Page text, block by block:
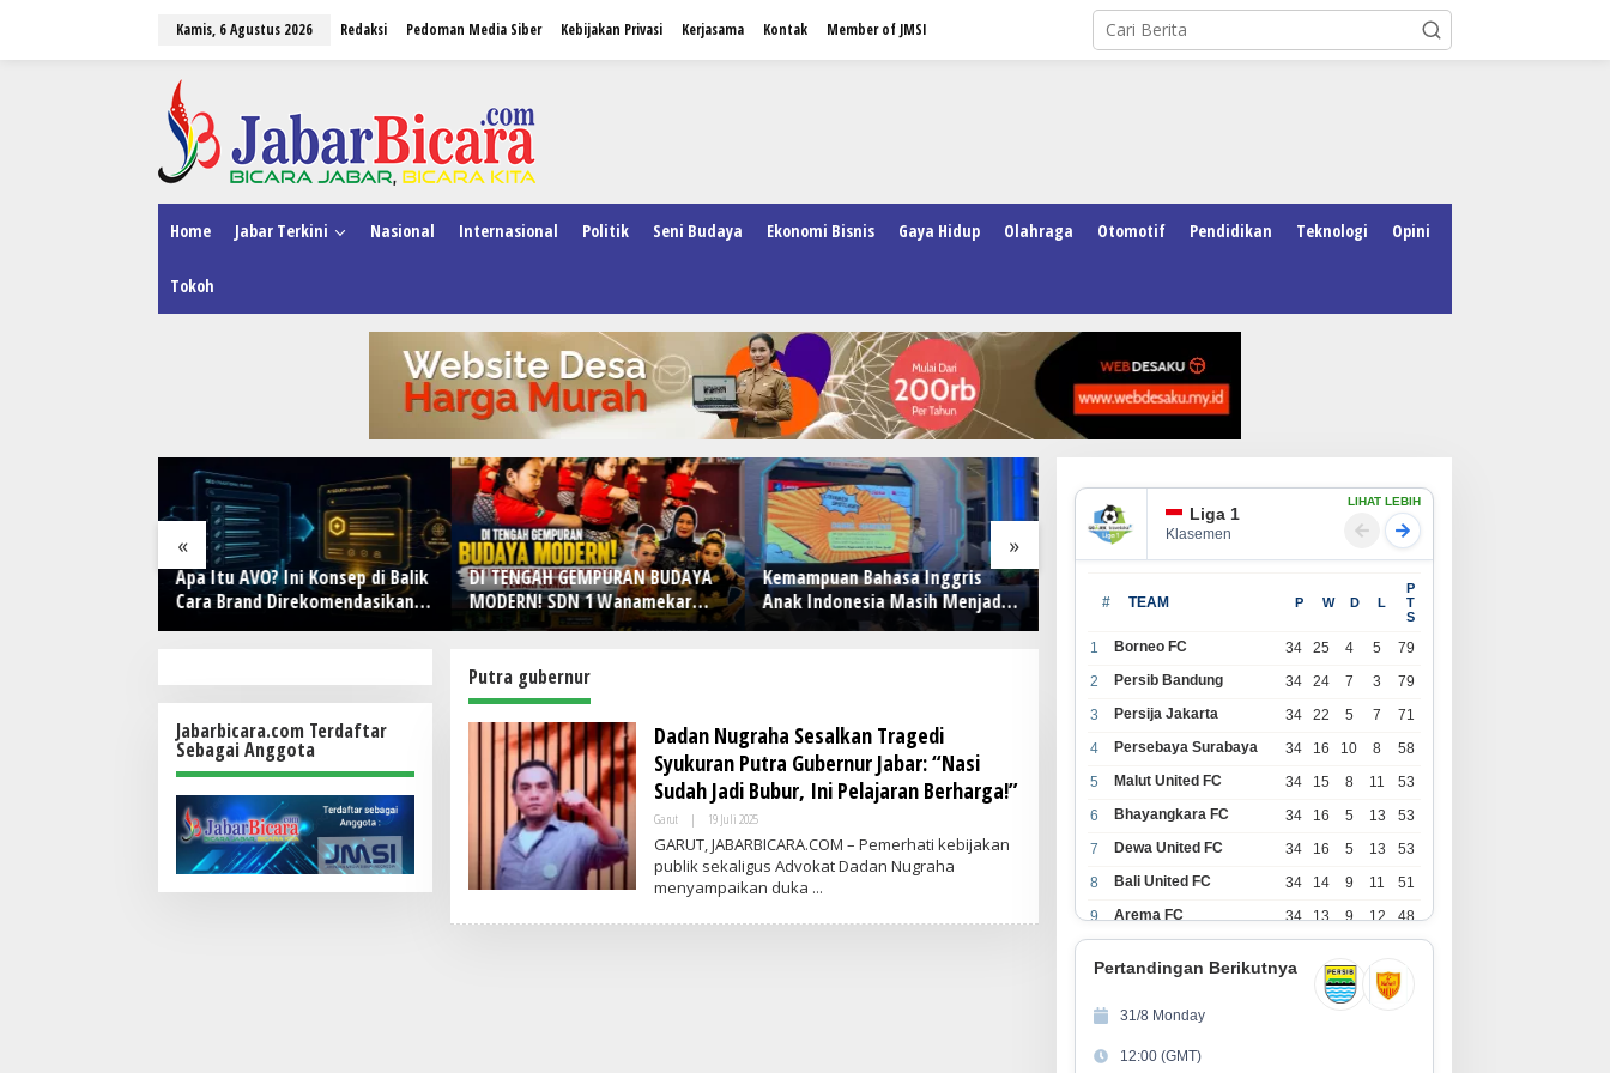
Kamis, 6 Agustus 2026 Redaksi Pedoman Media Siber Kebijakan Privasi Kerjasama Kontak Member of JMSI
Home Jabar Terkini Nasional Internasional Politik Seni Budaya Ekonomi Bisnis Gaya Hidup Olahraga Otomotif Pendidikan Teknologi Opini
Tokoh
« »
Apa Itu AVO? Ini Konsep di Balik
Cara Brand Direkomendasikan
AI
DI TENGAH GEMPURAN BUDAYA
MODERN! SDN 1 Wanamekar
Lahirkan Generasi Penari Sunda,
Ruang Kelas
Kemampuan Bahasa Inggris
Anak Indonesia Masih Menjadi
Tantangan, Pendekatan
Software Akuntansi Modern
Kebiasaan Finansial yang Bisa
Dimulai di Usia 20-an
Jabarbicara.com Terdaftar
Sebagai Anggota
Putra gubernur
Dadan Nugraha Sesalkan Tragedi
Syukuran Putra Gubernur Jabar: “Nasi
Sudah Jadi Bubur, Ini Pelajaran Berharga!”
Garut | 19 Juli 2025O
L
E
H
A
M
GARUT, JABARBICARA.COM – Pemerhati kebijakan
publik sekaligus Advokat Dadan Nugraha
menyampaikan duka
Liga 1
Klasemen
LIHAT LEBIH
# TEAM P W D L
P
T
S
1 Borneo FC 34 25 4 5
79
2
Persib Bandung 34 24 7 3
79
3
Persija Jakarta 34 22 5 7
71
4
Persebaya Surabaya 34 16 10 8
58
5
Malut United FC 34 15 8 11
53
6
Bhayangkara FC 34 16 5 13
53
7
Dewa United FC 34 16 5 13
53
8
Bali United FC 34 14 9 11
51
9
Arema FC 34 13 9 12
48
0
1
11 12 11
2
Persik Kediri
Pertandingan Berikutnya
31/8 Monday
12:00 (GMT)